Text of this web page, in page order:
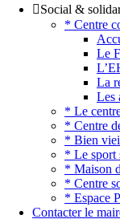
Social &
* Centre
Le
La
Les
* Le
* Centre
* Bien
* Le sport
* Maison
* Centre
* Espace
Contacter le